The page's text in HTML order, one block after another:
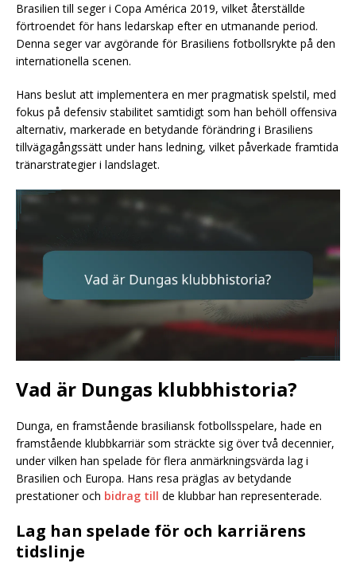
Brasilien till seger i Copa América 2019, vilket återställde
förtroendet för hans ledarskap efter en utmanande period.
Denna seger var avgörande för Brasiliens fotbollsrykte på den
internationella scenen.
Hans beslut att implementera en mer pragmatisk spelstil, med
fokus på defensiv stabilitet samtidigt som han behöll offensiva
alternativ, markerade en betydande förändring i Brasiliens
tillvägagångssätt under hans ledning, vilket påverkade framtida
tränarstrategier i landslaget.
Vad är Dungas klubbhistoria?
Dunga, en framstående brasiliansk fotbollsspelare, hade en
framstående klubbkarriär som sträckte sig över två decennier,
under vilken han spelade för flera anmärkningsvärda lag i
Brasilien och Europa. Hans resa präglas av betydande
prestationer och bidrag till de klubbar han representerade.
Lag han spelade för och karriärens
tidslinje